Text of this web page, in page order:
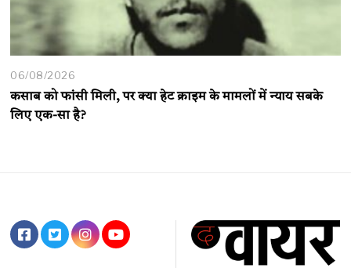
06/08/2026
कसाब को फांसी मिली, पर क्या हेट क्राइम के मामलों में न्याय सबके
लिए एक-सा है?